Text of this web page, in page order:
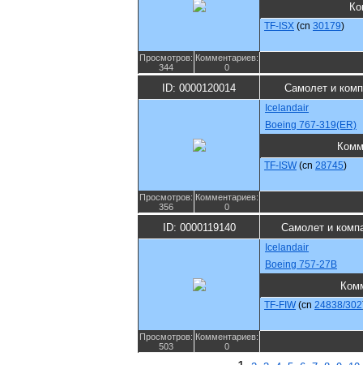
TF-ISX (cn 30179)
Просмотров:
344
Комментариев:
0
ID: 0000120014 Самолет и
Icelandair
Boeing 767-319(ER)
TF-ISW (cn 28745)
Просмотров:
356
Комментариев:
0
ID: 0000119140 Самолет и
Icelandair
Boeing 757-27B
TF-FIW (cn 24838/302
Просмотров:
503
Комментариев:
0